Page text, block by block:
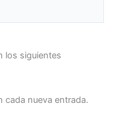
los siguientes
cada nueva entrada.